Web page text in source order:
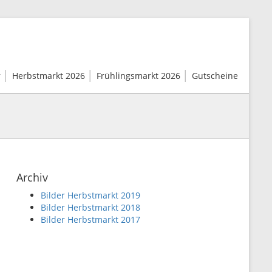
Herbstmarkt 2026 Frühlingsmarkt 2026 Gutscheine
Archiv
Bilder Herbstmarkt 2019
Bilder Herbstmarkt 2018
Bilder Herbstmarkt 2017